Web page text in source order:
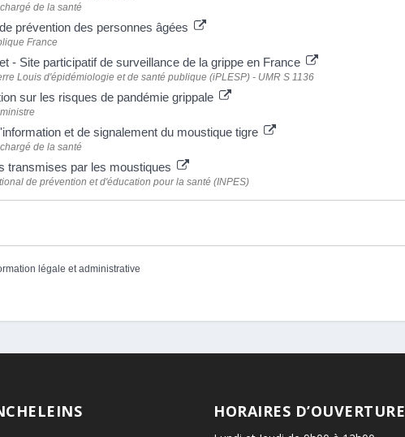
de la santé
prévention des personnes âgées
France
- Site participatif de surveillance de la grippe en France
Louis d'épidémiologie et de santé publique (iPLESP) - UMR S 1136
sur les risques de pandémie grippale
et de signalement du moustique tigre
de la santé
transmises par les moustiques
de prévention et d'éducation pour la santé (INPES)
légale et administrative
HORAIRES D’OUVERTURE